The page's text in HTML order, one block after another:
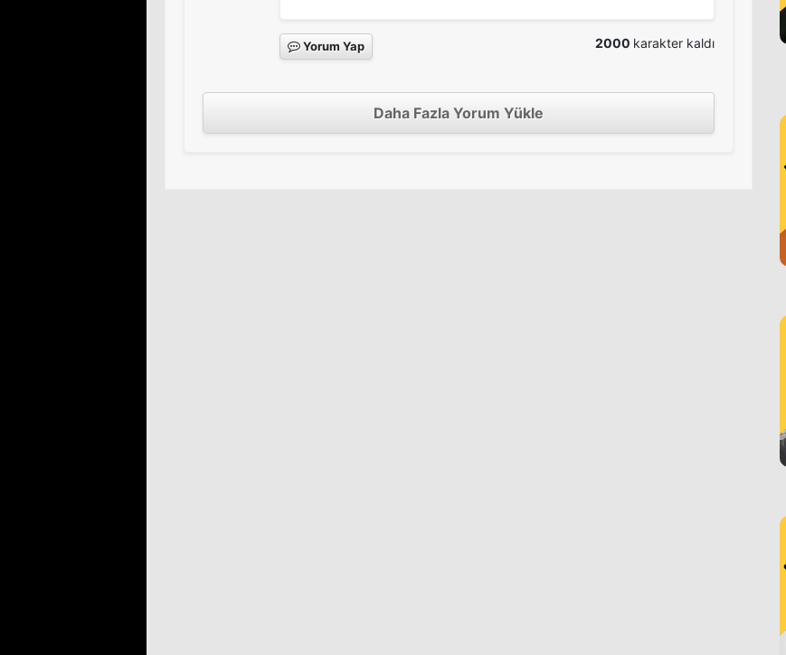
Yorum Yap 2000 karakter kaldı
Daha Fazla Yorum Yükle